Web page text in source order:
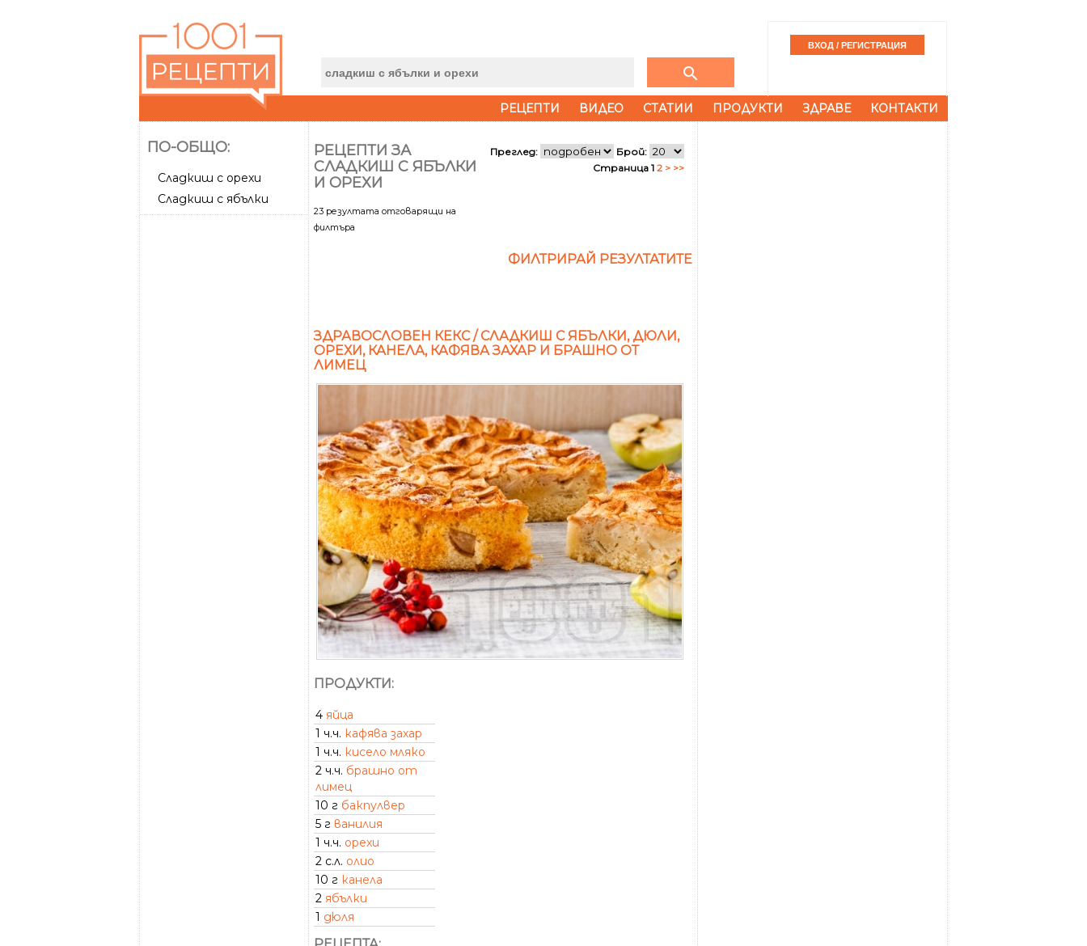
search
РЕЦЕПТИ ВИДЕО СТАТИИ ПРОДУКТИ ЗДРАВЕ КОНТАКТИ
ПО-ОБЩО:
Сладкиш с орехи
Сладкиш с ябълки
РЕЦЕПТИ ЗА
СЛАДКИШ С ЯБЪЛКИ
И ОРЕХИ
23 резултата отговарящи на
филтъра
Преглед:
Брой:
Страница 1 2 > >>
ФИЛТРИРАЙ РЕЗУЛТАТИТЕ
ЗДРАВОСЛОВЕН КЕКС / СЛАДКИШ С ЯБЪЛКИ, ДЮЛИ,
ОРЕХИ, КАНЕЛА, КАФЯВА ЗАХАР И БРАШНО ОТ
ЛИМЕЦ
ПРОДУКТИ:
4 яйца
1 ч.ч. кафява захар
1 ч.ч. кисело мляко
2 ч.ч. брашно от
лимец
10 г бакпулвер
5 г ванилия
1 ч.ч. орехи
2 с.л. олио
10 г канела
2 ябълки
1 дюля